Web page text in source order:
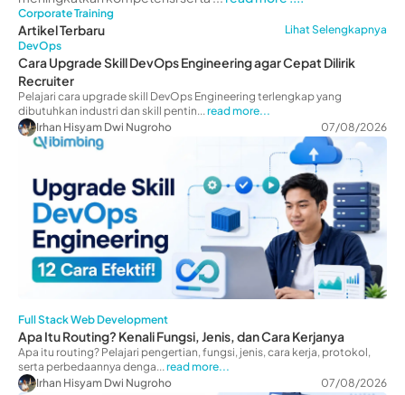
Corporate Training
Artikel Terbaru
Lihat Selengkapnya
DevOps
Cara Upgrade Skill DevOps Engineering agar Cepat Dilirik
Recruiter
Pelajari cara upgrade skill DevOps Engineering terlengkap yang
dibutuhkan industri dan skill pentin...read more...
Irhan Hisyam Dwi Nugroho
07/08/2026
Full Stack Web Development
Apa Itu Routing? Kenali Fungsi, Jenis, dan Cara Kerjanya
Apa itu routing? Pelajari pengertian, fungsi, jenis, cara kerja, protokol,
serta perbedaannya denga...read more...
Irhan Hisyam Dwi Nugroho
07/08/2026